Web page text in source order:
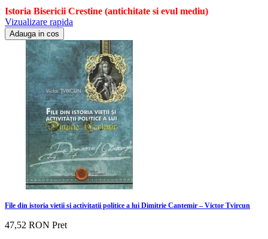
Istoria Bisericii Crestine (antichitate si evul mediu)
Vizualizare rapida
Adauga in cos
File din istoria vietii si activitatii politice a lui Dimitrie Cantemir – Victor Tvircun
47,52 RON Pret